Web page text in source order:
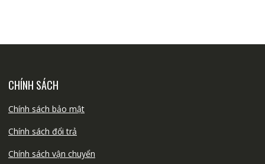
CHÍNH SÁCH
Chính sách bảo mật
Chính sách đổi trả
Chính sách vận chuyển